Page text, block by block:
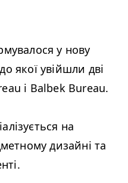
у нову
якої увійшли дві
і Balbek Bureau.
на
дизайні та